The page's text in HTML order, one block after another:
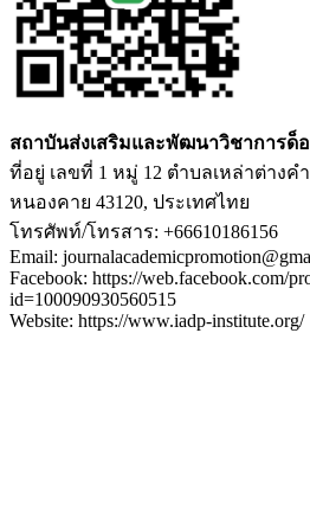
สถาบันส่งเสริมและพัฒนาวิชาการด็อ
ที่อยู่ เลขที่ 1 หมู่ 12 ตำบลเหล่าต่างค
หนองคาย 43120, ประเทศไทย
โทรศัพท์/โทรสาร: +66610186156
Email:
Facebook: https://web.facebook.com/
id=100090930560515
Website: https://www.iadp-institute.org/